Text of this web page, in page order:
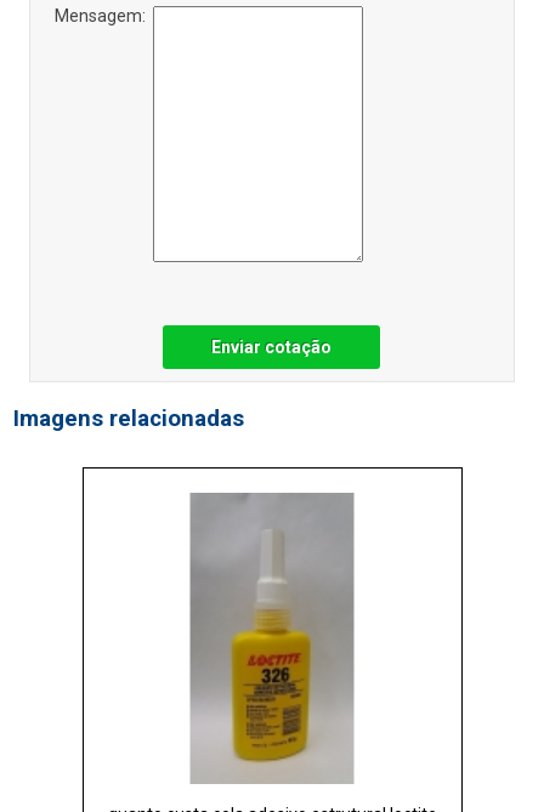
Mensagem:
Enviar cotação
Imagens relacionadas